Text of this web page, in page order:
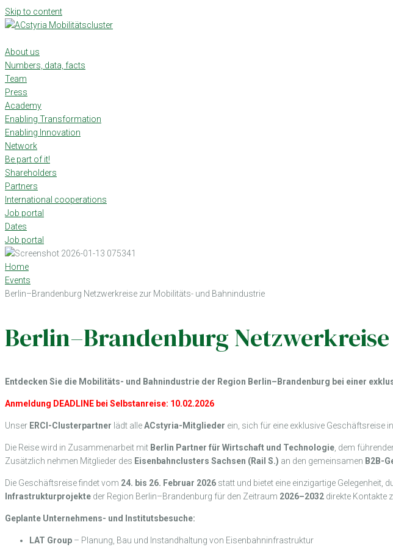
Skip to content
About us
Numbers, data, facts
Team
Press
Academy
Enabling Transformation
Enabling Innovation
Network
Be part of it!
Shareholders
Partners
International cooperations
Job portal
Dates
Job portal
Home
Events
Berlin–Brandenburg Netzwerkreise zur Mobilitäts- und Bahnindustrie
Berlin–Brandenburg
Entdecken Sie die Mobilitäts- und Bahnindustrie der Region Berlin–Brandenburg bei einer
Anmeldung DEADLINE bei Selbstanreise: 10.02.2026
Unser ERCI-Clusterpartner lädt alleACstyria-Mitglieder ein, sich für eine exklusive Geschäftsreise
Die Reise wird in Zusammenarbeit mit Berlin Partner für Wirtschaft und Technologie, dem
Zusätzlich nehmen Mitglieder des Eisenbahnclusters Sachsen (Rail S.) an den gemeinsamen B2B-
Die Geschäftsreise findet vom 24. bis 26. Februar 2026 statt und bietet eine einzigartige Gelegenheit,
Infrastrukturprojekte der Region Berlin–Brandenburg für den Zeitraum 2026–2032 direkte Kontakte
Geplante Unternehmens- und Institutsbesuche:
LAT Group – Planung, Bau und Instandhaltung von Eisenbahninfrastruktur